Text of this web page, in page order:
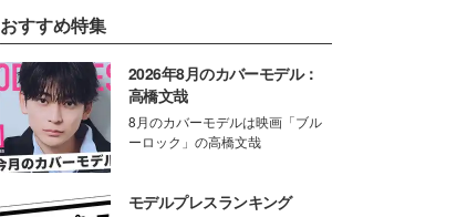
おすすめ特集
2026年8月のカバーモデル：
高橋文哉
8月のカバーモデルは映画「ブル
ーロック」の高橋文哉
モデルプレスランキング